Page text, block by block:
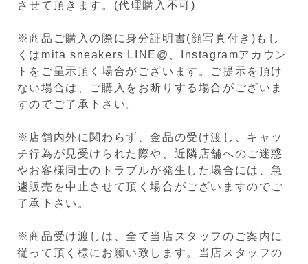
させて頂きます。(代理購入不可)
※商品ご購入の際に身分証明書(顔写真付き)もし
くはmita sneakers LINE@、Instagramアカウン
トをご呈示頂く場合がございます。ご提示を頂け
ない場合は、ご購入をお断りする場合がございま
すのでご了承下さい。
※店舗内外に関わらず、金品の受け渡し、キャッ
チ行為が見受けられた際や、近隣店舗へのご迷惑
やお客様同士のトラブルが発生した場合には、急
遽販売を中止させて頂く場合がございますのでご
了承下さい。
※商品受け渡しは、全て当店スタッフのご案内に
従って頂く様にお願い致します。当店スタッフの